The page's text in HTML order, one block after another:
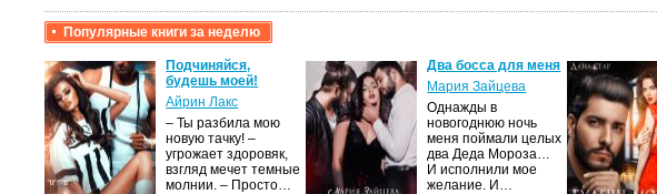
Популярные книги за неделю
Подчиняйся,
будешь моей!
Айрин Лакс
– Ты разбила мою
новую тачку! –
угрожает здоровяк,
взгляд мечет темные
молнии. – Просто…
Два босса для меня
Мария Зайцева
Однажды в
новогоднюю ночь
меня поймали целых
два Деда Мороза…
И исполнили мое
желание. И…